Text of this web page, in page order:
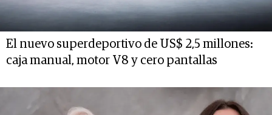
El nuevo superdeportivo de US$ 2,5 millones:
caja manual, motor V8 y cero pantallas